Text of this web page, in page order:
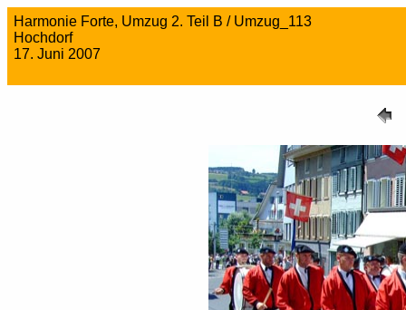
Harmonie Forte, Umzug 2. Teil B / Umzug_113
Hochdorf
17. Juni 2007